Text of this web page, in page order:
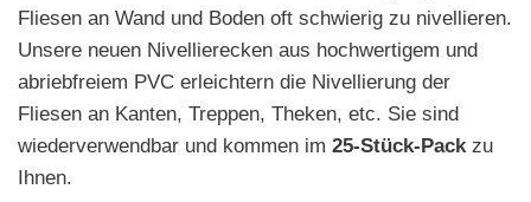
Fliesen an Wand und Boden oft schwierig zu nivellieren.
Unsere neuen Nivellierecken aus hochwertigem und
abriebfreiem PVC erleichtern die Nivellierung der
Fliesen an Kanten, Treppen, Theken, etc. Sie sind
wiederverwendbar und kommen im 25-Stück-Packzu
Ihnen.